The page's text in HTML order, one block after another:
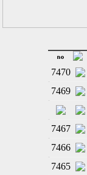
7470
7469
7467
7466
7465